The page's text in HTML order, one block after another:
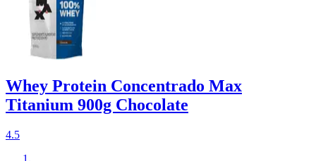
Whey Protein Concentrado Max
Titanium 900g Chocolate
4.5